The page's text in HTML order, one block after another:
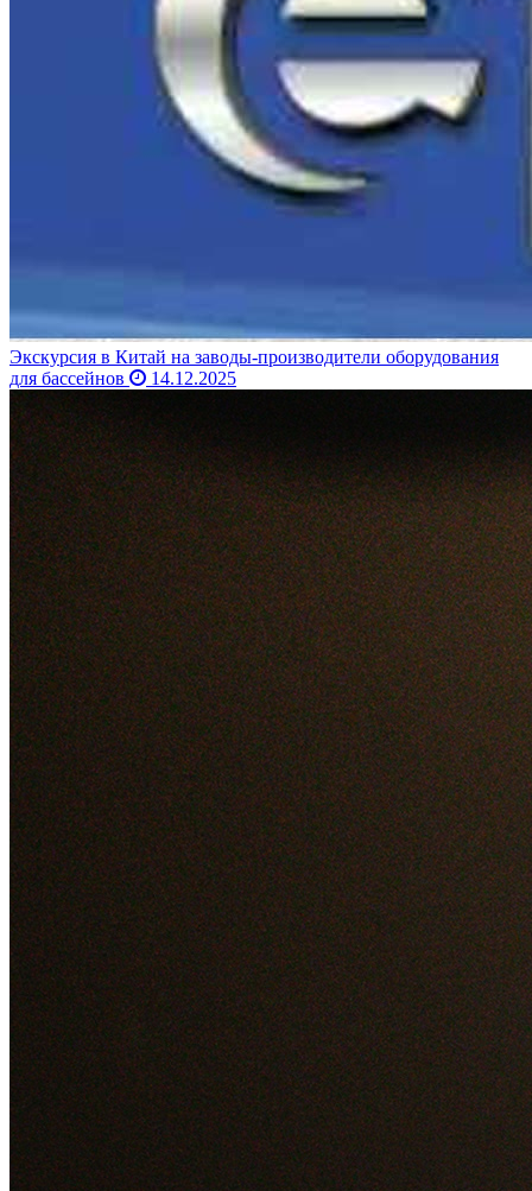
Экскурсия в Китай на заводы-производители оборудования
для бассейнов
14.12.2025